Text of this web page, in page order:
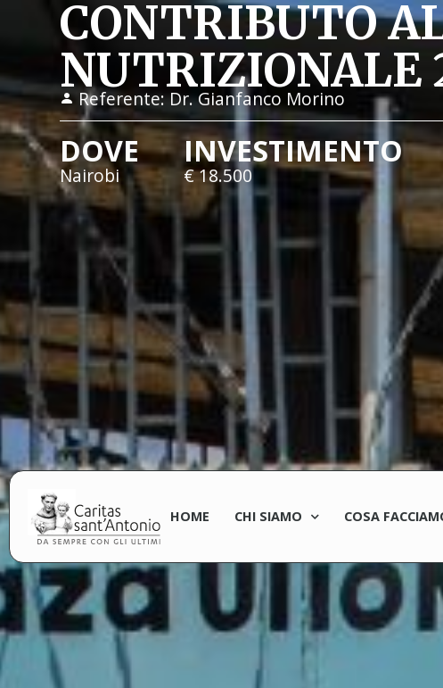
HOME CHI SIAMO COSA
CONTRIBUTO
NUTRIZIONALE
Referente:Dr. Gianfanco Morino
DOVE
Nairobi
INVESTIMENTO
€ 18.500